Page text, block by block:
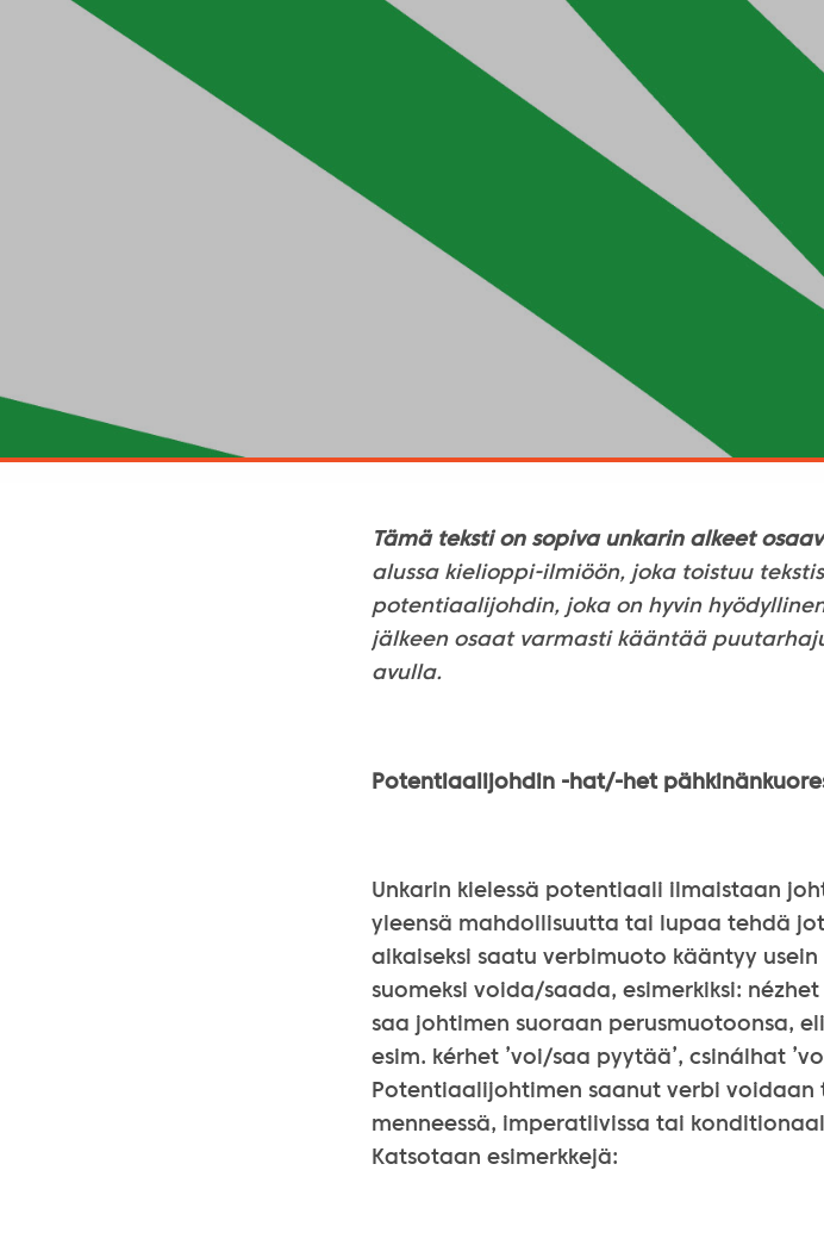
Tämä teksti on sopiva unkarin alkeet
alussa kielioppi-ilmiöön, joka toistuu
potentiaalijohdin, joka on hyvin
jälkeen osaat varmasti kääntää
avulla.
Potentiaalijohdin -hat/-het
Unkarin kielessä potentiaali ilmaistaan
yleensä mahdollisuutta tai lupaa tehdä
aikaiseksi saatu verbimuoto kääntyy
suomeksi voida/saada, esimerkiksi:
saa johtimen suoraan perusmuotoonsa,
esim. kérhet ’voi/saa pyytää’, csinálhat
Potentiaalijohtimen saanut verbi voidaan
menneessä, imperatiivissa tai
Katsotaan esimerkkejä: